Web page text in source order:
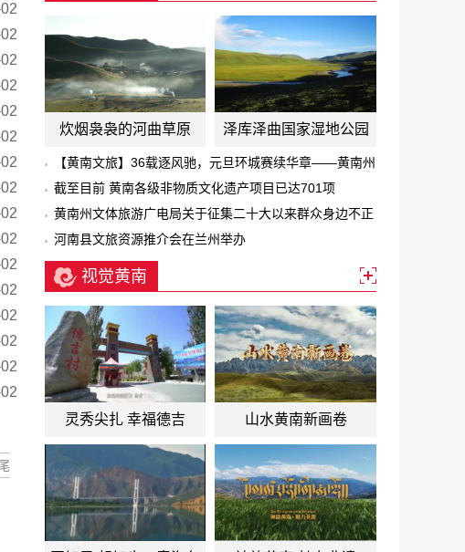
炊烟袅袅的河曲草原 泽库泽曲国家湿地公园
【黄南文旅】36载逐风驰，元旦环城赛续华章——黄南州
第三十六届元旦环城赛激情开跑
截至目前 黄南各级非物质文化遗产项目已达701项
黄南州文体旅游广电局关于征集二十大以来群众身边不正
之风和腐败问题线索的公告
河南县文旅资源推介会在兰州举办
视觉黄南
灵秀尖扎 幸福德吉 山水黄南新画卷